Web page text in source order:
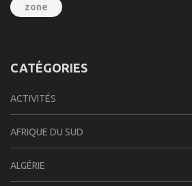
zone
CATÉGORIES
ACTIVITÉS
AFRIQUE DU SUD
ALGÉRIE